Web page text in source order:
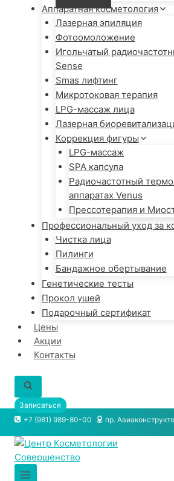
Аппаратная косметология
Лазерная эпиляция
Фотоомоложение
Игольчатый
Sense
Smas лифтинг
Микротоковая терапия
LPG-массаж лица
Лазерная
Коррекция фигуры
LPG-массаж
SPA капсула
Радиочастотный
аппаратах Venus
Прессотерапия и
Профессиональный уход за
Чистка лица
Пилинги
Бандажное обертывание
Генетические тесты
Прокол ушей
Подарочный сертификат
Цены
Акции
Контакты
Записаться
+7 (981) 989-80-00
пр.